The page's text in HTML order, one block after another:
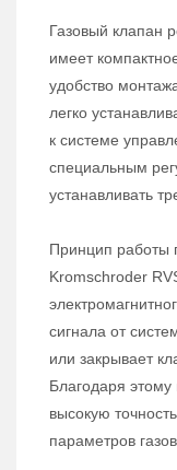
Газовый клапан
имеет
удобство
легко
к системе
специальным
устанавливать
Принцип работы
Kromschroder
сигнала от
или закрывает
Благодаря
высокую
параметров